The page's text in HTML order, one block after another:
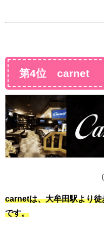
第4位 carnet
（
carnetは、大牟田駅より
です。